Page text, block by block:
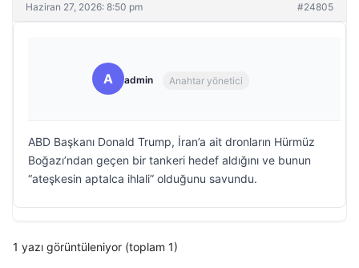
Haziran 27, 2026: 8:50 pm #24805
A admin Anahtar yönetici
ABD Başkanı Donald Trump, İran’a ait dronların Hürmüz
Boğazı’ndan geçen bir tankeri hedef aldığını ve bunun
“ateşkesin aptalca ihlali” olduğunu savundu.
1 yazı görüntüleniyor (toplam 1)